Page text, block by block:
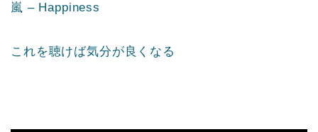
嵐 – Happiness
これを聴けば気分が良くなる